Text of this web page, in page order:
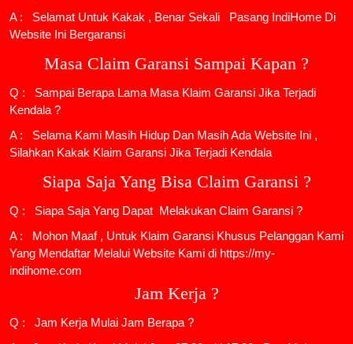
A : Selamat Untuk Kakak , Benar Sekali
Pasang IndiHome Di
Website Ini Bergaransi
Masa Claim Garansi Sampai Kapan ?
Q : Sampai Berapa Lama Masa Klaim Garansi Jika Terjadi
Kendala ?
A : Selama Kami Masih Hidup Dan Masih Ada Website Ini ,
Silahkan Kakak Klaim Garansi Jika Terjadi Kendala
Siapa Saja Yang Bisa Claim Garansi ?
Q : Siapa Saja Yang Dapat Melakukan Claim Garansi ?
A : Mohon Maaf , Untuk Klaim Garansi Khusus Pelanggan Kami
Yang Mendaftar Melalui Website Kami di https://my-
indihome.com
Jam Kerja ?
Q : Jam Kerja Mulai Jam Berapa ?